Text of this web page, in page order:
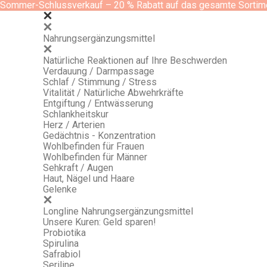
Sommer-Schlussverkauf – 20 % Rabatt auf das gesamte
Nahrungsergänzungsmittel
Natürliche Reaktionen auf Ihre Beschwerden
Verdauung / Darmpassage
Schlaf / Stimmung / Stress
Vitalität / Natürliche Abwehrkräfte
Entgiftung / Entwässerung
Schlankheitskur
Herz / Arterien
Gedächtnis - Konzentration
Wohlbefinden für Frauen
Wohlbefinden für Männer
Sehkraft / Augen
Haut, Nägel und Haare
Gelenke
Longline Nahrungsergänzungsmittel
Unsere Kuren: Geld sparen!
Probiotika
Spirulina
Safrabiol